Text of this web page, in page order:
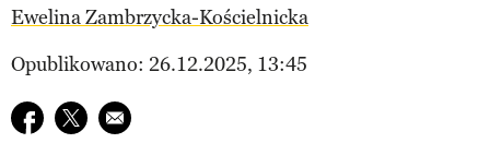
Ewelina Zambrzycka-Kościelnicka
Opublikowano: 26.12.2025, 13:45
Udostępnij na facebook
Udostępnij na twitter
E-mail do przyjaciela